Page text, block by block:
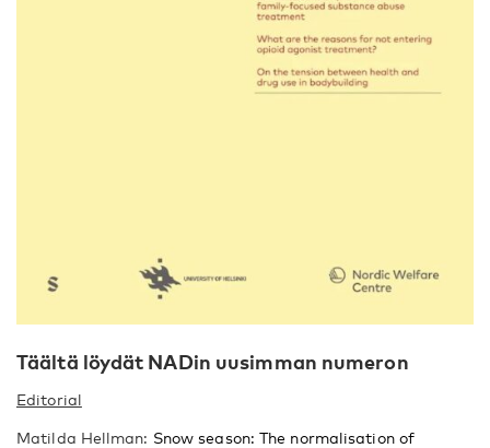
Täältä löydät NADin uusimman numeron
Editorial
Matilda Hellman: Snow season: The normalisation of